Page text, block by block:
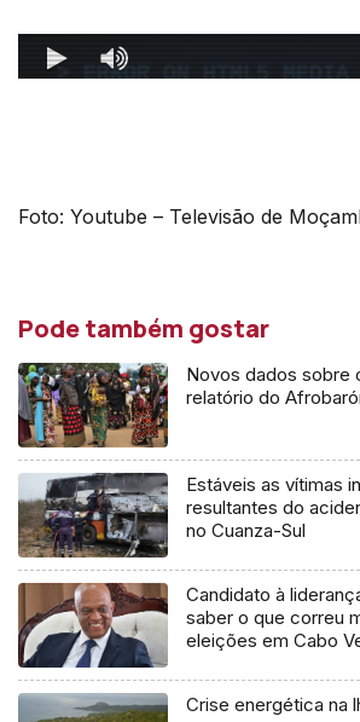
Foto: Youtube – Televisão de
Pode também gostar
Novos dados sobre
relatório do
Estáveis as vítimas
resultantes do
no Cuanza-Sul
Candidato à
saber o que correu
eleições em Cabo
Crise energética na